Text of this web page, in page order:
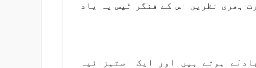
بھری نظریں اس کے فنگر ٹپس پہ یاد
ہوتے ہیں اور ایک استہزائیہ